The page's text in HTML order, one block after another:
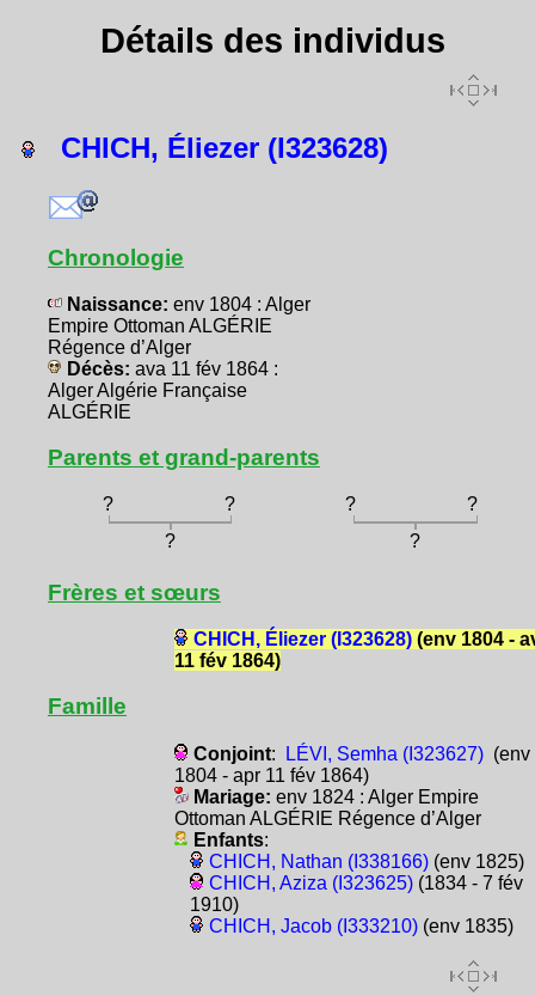
Détails des individus
CHICH, Éliezer (I323628)
Chronologie
Naissance: env 1804 : Alger
Empire Ottoman ALGÉRIE
Régence d’Alger
Décès: ava 11 fév 1864 :
Alger Algérie Française
ALGÉRIE
Parents et grand-parents
? ? ?
?
?
?
Frères et sœurs
CHICH, Éliezer (I323628)(env 1804 -
11 fév 1864)
Famille
Conjoint: LÉVI, Semha (I323627)(env
1804 - apr 11 fév 1864)
Mariage: env 1824 : Alger Empire
Ottoman ALGÉRIE Régence d’Alger
Enfants:
CHICH, Nathan (I338166)(env 1825)
CHICH, Aziza (I323625)(1834 - 7 fév
1910)
CHICH, Jacob (I333210)(env 1835)